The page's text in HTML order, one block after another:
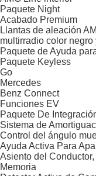
Paquete Night
Acabado Premium
Llantas de aleación
multirradio color
Paquete de Ayuda
Paquete Keyless
Go
Mercedes
Benz Connect
Funciones EV
Paquete De
Sistema de
Control del ángulo
Ayuda Activa Para
Asiento del
Memoria